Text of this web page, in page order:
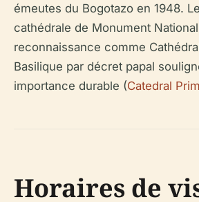
émeutes du Bogotazo en 1948.
cathédrale de Monument
reconnaissance comme
Basilique par décret papal
importance durable (Catedral
Horaires de